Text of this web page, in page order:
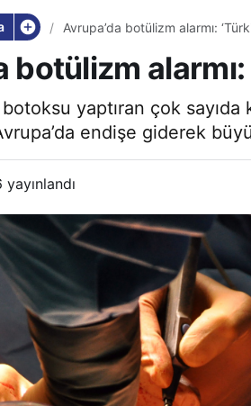
Avrupa’da botülizm alarmı:
botülizm alarmı:
botoksu yaptıran çok
endişe giderek
yayınlandı